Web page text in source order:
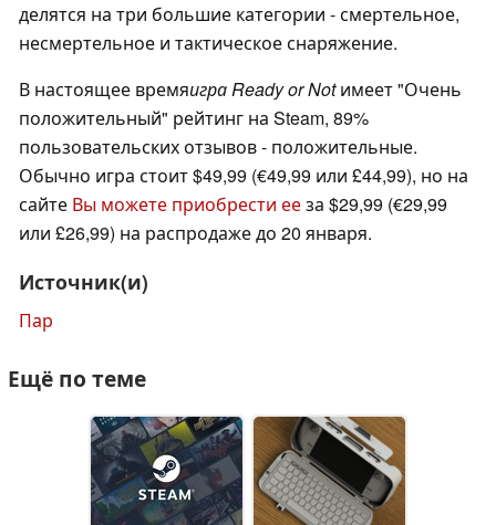
делятся на три большие категории - смертельное,
несмертельное и тактическое снаряжение.
В настоящее времяигра Ready or Notимеет "Очень
положительный" рейтинг на Steam, 89%
пользовательских отзывов - положительные.
Обычно игра стоит $49,99 (€49,99 или £44,99), но на
сайте Вы можете приобрести ееза $29,99 (€29,99
или £26,99) на распродаже до 20 января.
Источник(и)
Пар
Ещё по теме